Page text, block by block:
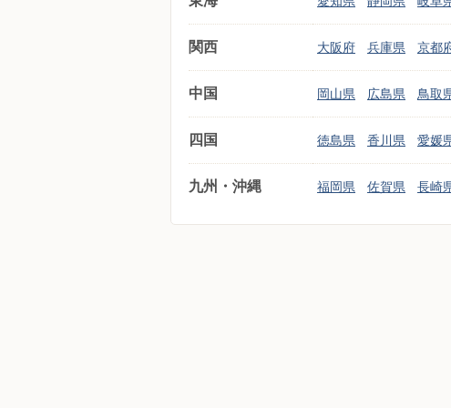
関西 大阪府 兵庫県 京都
中国 岡山県 広島県 鳥取
四国 徳島県 香川県 愛媛
九州・沖縄 福岡県 佐賀県 長崎